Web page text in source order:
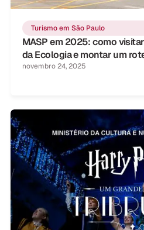
Turismo em São Paulo
MASP em 2025: como
da Ecologia e montar um
novembro 24, 2025